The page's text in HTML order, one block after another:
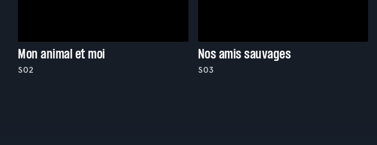
Mon animal et moi
S02
Nos amis sauvages
S03